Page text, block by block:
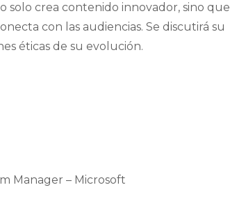
solo crea contenido innovador, sino que
con las audiencias. Se discutirá su
éticas de su evolución.
Manager – Microsoft